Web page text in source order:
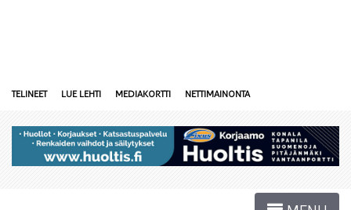
TELINEET LUE LEHTI MEDIAKORTTI NETTIMAINONTA